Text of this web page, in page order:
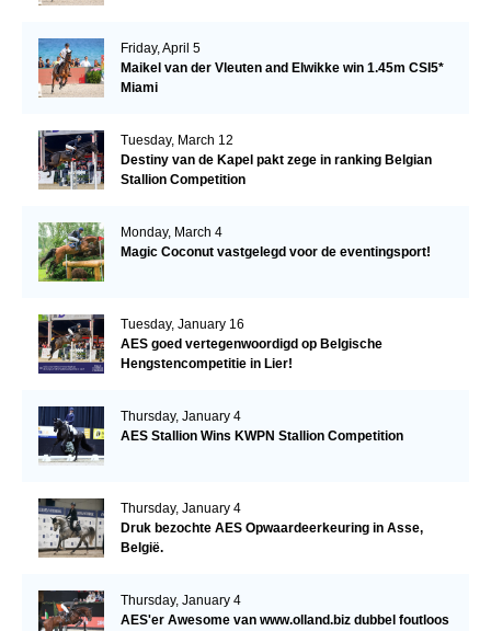
Friday, April 5
Maikel van der Vleuten and Elwikke win 1.45m CSI5*
Miami
Tuesday, March 12
Destiny van de Kapel pakt zege in ranking Belgian
Stallion Competition
Monday, March 4
Magic Coconut vastgelegd voor de eventingsport!
Tuesday, January 16
AES goed vertegenwoordigd op Belgische
Hengstencompetitie in Lier!
Thursday, January 4
AES Stallion Wins KWPN Stallion Competition
Thursday, January 4
Druk bezochte AES Opwaardeerkeuring in Asse,
België.
Thursday, January 4
AES'er Awesome van www.olland.biz dubbel foutloos